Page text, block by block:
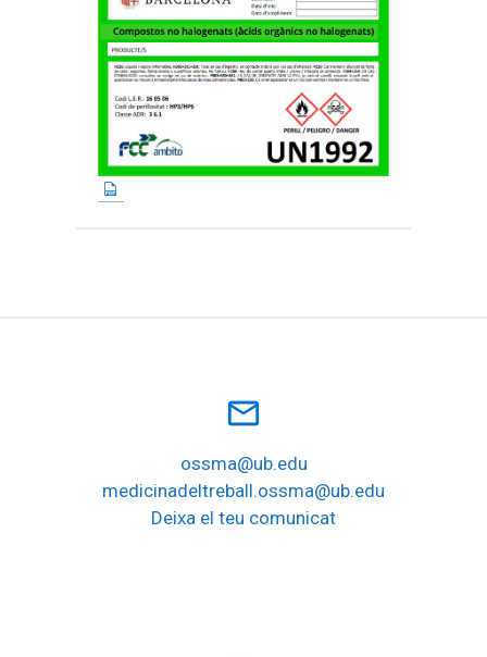
mail_outline
ossma@ub.edu
medicinadeltreball.ossma@ub.edu
Deixa el teu comunicat